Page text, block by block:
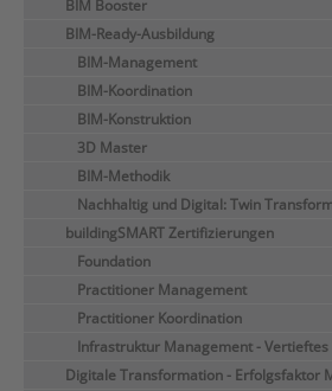
BIM Booster
BIM-Ready-Ausbildung
BIM-Management
BIM-Koordination
BIM-Konstruktion
3D Master
BIM-Methodik
Nachhaltig und Digital: Twin
buildingSMART Zertifizierungen
Foundation
Practitioner Management
Practitioner Koordination
Infrastruktur Management - Vertieftes
Digitale Transformation - Erfolgsfaktor